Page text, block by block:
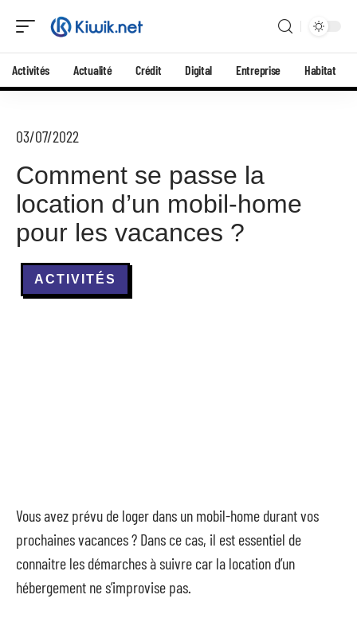
Activités Actualité Crédit Digital Entreprise Habitat
03/07/2022
Comment se passe la
location d’un mobil-home
pour les vacances ?
ACTIVITÉS
Vous avez prévu de loger dans un mobil-home durant vos
prochaines vacances ? Dans ce cas, il est essentiel de
connaitre les démarches à suivre car la location d’un
hébergement ne s’improvise pas.